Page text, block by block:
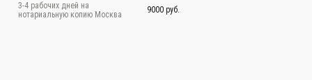
3-4 рабочих дней на
нотариальную копию Москва
9000 руб.